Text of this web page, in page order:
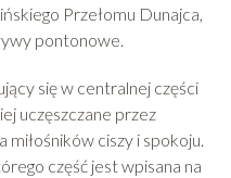
Przełomu Dunajca,
pontonowe.
się w centralnej części
uczęszczane przez
ciszy i spokoju.
część jest wpisana na